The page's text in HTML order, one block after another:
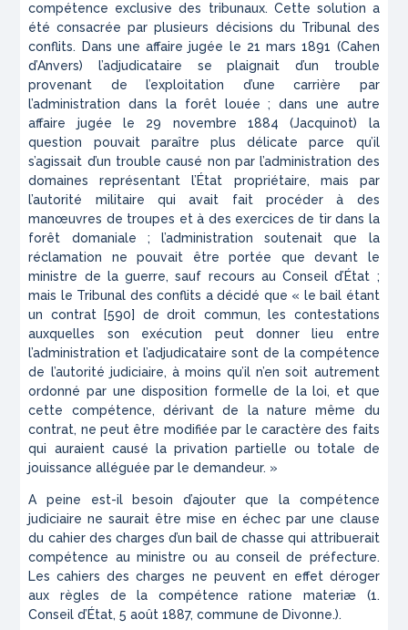
compétence exclusive des tribunaux. Cette solution a
été consacrée par plusieurs décisions du Tribunal des
conflits. Dans une affaire jugée le 21 mars 1891 (Cahen
d’Anvers) l’adjudicataire se plaignait d’un trouble
provenant de l’exploitation d’une carrière par
l’administration dans la forêt louée ; dans une autre
affaire jugée le 29 novembre 1884 (Jacquinot) la
question pouvait paraître plus délicate parce qu’il
s’agissait d’un trouble causé non par l’administration des
domaines représentant l’État propriétaire, mais par
l’autorité militaire qui avait fait procéder à des
manœuvres de troupes et à des exercices de tir dans la
forêt domaniale ; l’administration soutenait que la
réclamation ne pouvait être portée que devant le
ministre de la guerre, sauf recours au Conseil d’État ;
mais le Tribunal des conflits a décidé que « le bail étant
un contrat [590] de droit commun, les contestations
auxquelles son exécution peut donner lieu entre
l’administration et l’adjudicataire sont de la compétence
de l’autorité judiciaire, à moins qu’il n’en soit autrement
ordonné par une disposition formelle de la loi, et que
cette compétence, dérivant de la nature même du
contrat, ne peut être modifiée par le caractère des faits
qui auraient causé la privation partielle ou totale de
jouissance alléguée par le demandeur. »
A peine est-il besoin d’ajouter que la compétence
judiciaire ne saurait être mise en échec par une clause
du cahier des charges d’un bail de chasse qui attribuerait
compétence au ministre ou au conseil de préfecture.
Les cahiers des charges ne peuvent en effet déroger
aux règles de la compétence rationemateriæ
(1.
Conseil d’État, 5 août 1887, commune de Divonne.).